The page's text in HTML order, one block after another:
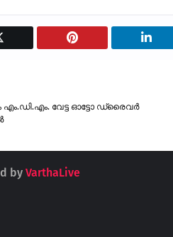
വേട്ട ഓട്ടോ ഡ്രൈവർ
by VarthaLive